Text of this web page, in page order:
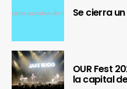
Se cierra
OUR Fest
la capital